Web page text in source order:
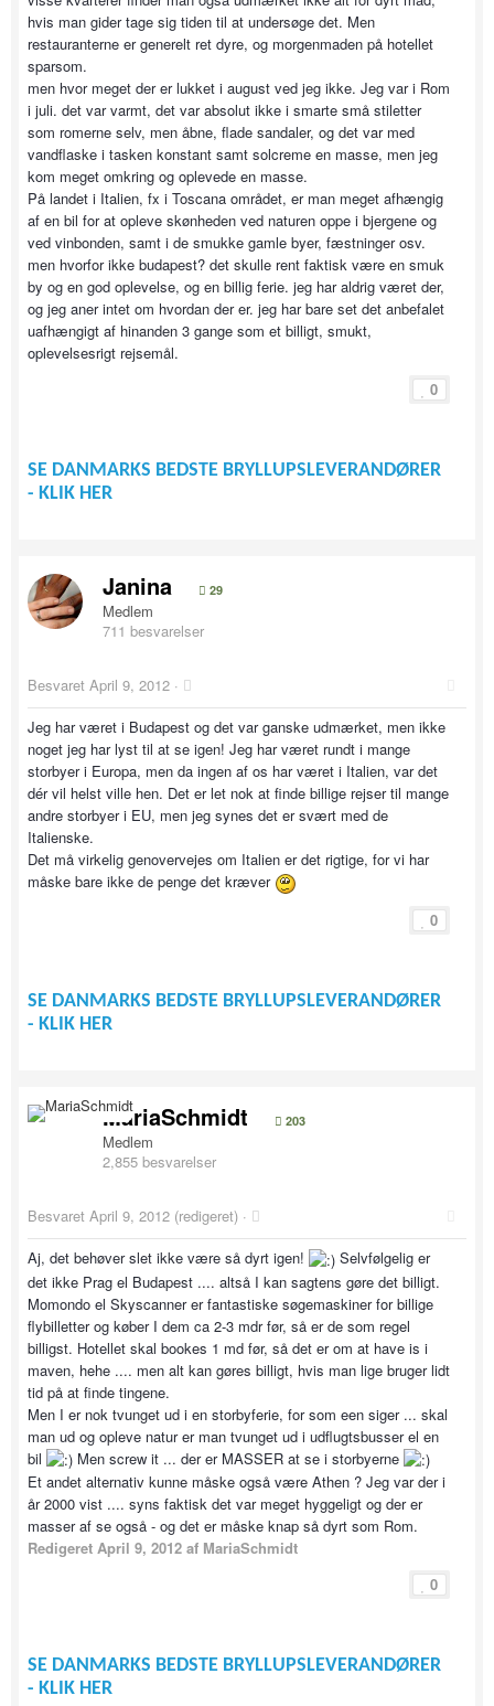
hvis man gider tage sig tiden til at undersøge det. Men
restauranterne er generelt ret dyre, og morgenmaden på hotellet
sparsom.
men hvor meget der er lukket i august ved jeg ikke. Jeg var i Rom
i juli. det var varmt, det var absolut ikke i smarte små stiletter
som romerne selv, men åbne, flade sandaler, og det var med
vandflaske i tasken konstant samt solcreme en masse, men jeg
kom meget omkring og oplevede en masse.
På landet i Italien, fx i Toscana området, er man meget afhængig
af en bil for at opleve skønheden ved naturen oppe i bjergene og
ved vinbonden, samt i de smukke gamle byer, fæstninger osv.
men hvorfor ikke budapest? det skulle rent faktisk være en smuk
by og en god oplevelse, og en billig ferie. jeg har aldrig været der,
og jeg aner intet om hvordan der er. jeg har bare set det anbefalet
uafhængigt af hinanden 3 gange som et billigt, smukt,
oplevelsesrigt rejsemål.
0
SE DANMARKS BEDSTE BRYLLUPSLEVERANDØRER
- KLIK HER
Janina 29
Medlem
711 besvarelser
Besvaret April 9, 2012 ·
Jeg har været i Budapest og det var ganske udmærket, men ikke
noget jeg har lyst til at se igen! Jeg har været rundt i mange
storbyer i Europa, men da ingen af os har været i Italien, var det
dér vil helst ville hen. Det er let nok at finde billige rejser til mange
andre storbyer i EU, men jeg synes det er svært med de
Italienske.
Det må virkelig genovervejes om Italien er det rigtige, for vi har
måske bare ikke de penge det kræver
0
SE DANMARKS BEDSTE BRYLLUPSLEVERANDØRER
- KLIK HER
MariaSchmidt 203
Medlem
2,855 besvarelser
Besvaret April 9, 2012 (redigeret) ·
Aj, det behøver slet ikke være så dyrt igen!
Selvfølgelig er
det ikke Prag el Budapest .... altså I kan sagtens gøre det billigt.
Momondo el Skyscanner er fantastiske søgemaskiner for billige
flybilletter og køber I dem ca 2-3 mdr før, så er de som regel
billigst. Hotellet skal bookes 1 md før, så det er om at have is i
maven, hehe .... men alt kan gøres billigt, hvis man lige bruger lidt
tid på at finde tingene.
Men I er nok tvunget ud i en storbyferie, for som een siger ... skal
man ud og opleve natur er man tvunget ud i udflugtsbusser el en
bil
Men screw it ... der er MASSER at se i storbyerne
Et andet alternativ kunne måske også være Athen ? Jeg var der i
år 2000 vist .... syns faktisk det var meget hyggeligt og der er
masser af se også - og det er måske knap så dyrt som Rom.
Redigeret April 9, 2012 af MariaSchmidt
0
SE DANMARKS BEDSTE BRYLLUPSLEVERANDØRER
- KLIK HER